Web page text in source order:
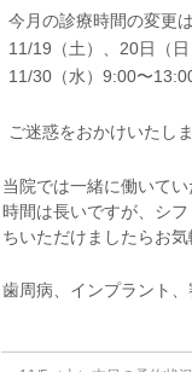
今月の診療時間の変更
11/19（土）、20日（
11/30（水）9:00〜
ご迷惑をおかけいたし
当院では一緒に働いて
時間は長いですが、シ
ちいただけましたらお
歯周病、インプラント